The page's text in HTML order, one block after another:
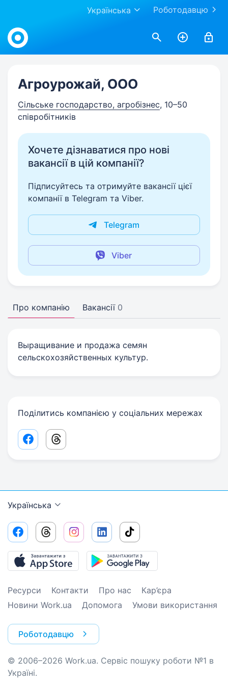
Роботодавцю
Українська
Work.ua
Агроурожай, ООО
Сільське господарство, агробізнес, 10–50
співробітників
Хочете дізнаватися про нові
вакансії в цій компанії?
Підписуйтесь та отримуйте вакансії цієї
компанії в Telegram та Viber.
Telegram
Viber
Про компанію Вакансії 0
Выращивание и продажа семян
сельскохозяйственных культур.
Поділитись компанією у соціальних мережах
Facebook share link
Threads share link
Українська
Ресурси Контакти Про нас
Кар’єра
Новини Work.ua
Допомога Умови використання
Роботодавцю
© 2006–2026 Work.ua. Сервіс пошуку роботи №1 в
Україні.